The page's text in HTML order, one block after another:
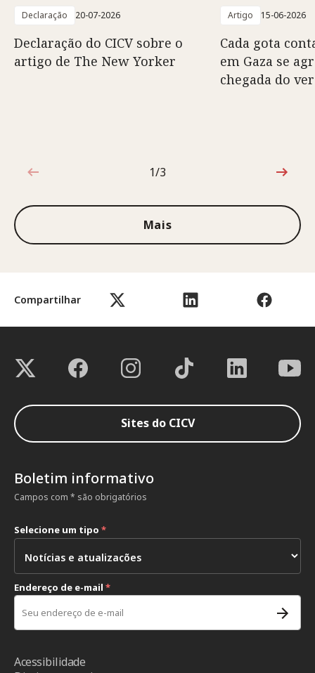
Compartilhar
Declaração 20-07-2026
Declaração do CICV sobre o
artigo de The New Yorker
Artigo 15-06-2026
Cada gota
em Gaza se
chegada do
1 de 3
1/3
Mais
Sites do CICV
Boletim informativo
Campos com * são obrigatórios
Selecione um tipo *
Endereço de e-mail *
Acessibilidade